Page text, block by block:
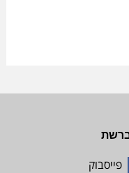
פייסבוק